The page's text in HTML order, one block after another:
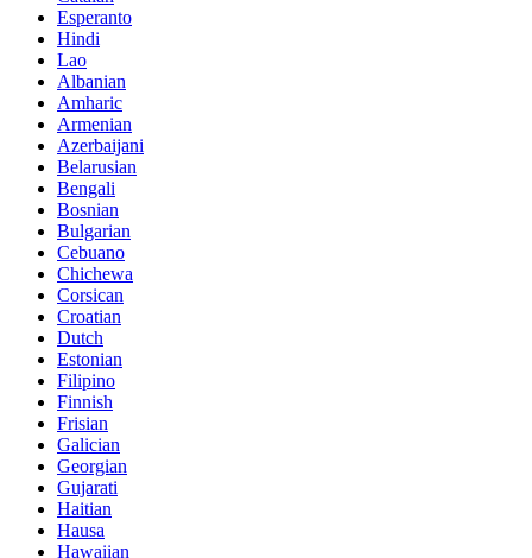
Esperanto
Hindi
Lao
Albanian
Amharic
Armenian
Azerbaijani
Belarusian
Bengali
Bosnian
Bulgarian
Cebuano
Chichewa
Corsican
Croatian
Dutch
Estonian
Filipino
Finnish
Frisian
Galician
Georgian
Gujarati
Haitian
Hausa
Hawaiian